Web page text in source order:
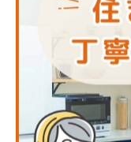
かった」などの声
サービス内容を十
安さと満足度のバ
グサイトを活用し
実際に「他社と比
た体験談を参考に